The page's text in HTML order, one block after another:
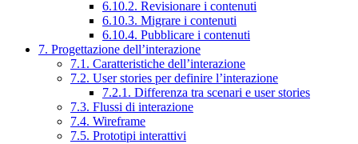
6.10.2. Revisionare i contenuti
6.10.3. Migrare i contenuti
6.10.4. Pubblicare i contenuti
7. Progettazione dell’interazione
7.1. Caratteristiche dell’interazione
7.2. User stories per definire l’interazione
7.2.1. Differenza tra scenari e user stories
7.3. Flussi di interazione
7.4. Wireframe
7.5. Prototipi interattivi